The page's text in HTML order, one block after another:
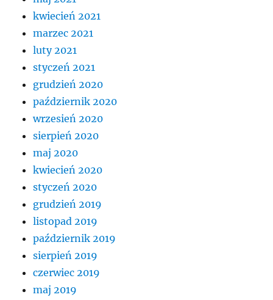
kwiecień 2021
marzec 2021
luty 2021
styczeń 2021
grudzień 2020
październik 2020
wrzesień 2020
sierpień 2020
maj 2020
kwiecień 2020
styczeń 2020
grudzień 2019
listopad 2019
październik 2019
sierpień 2019
czerwiec 2019
maj 2019